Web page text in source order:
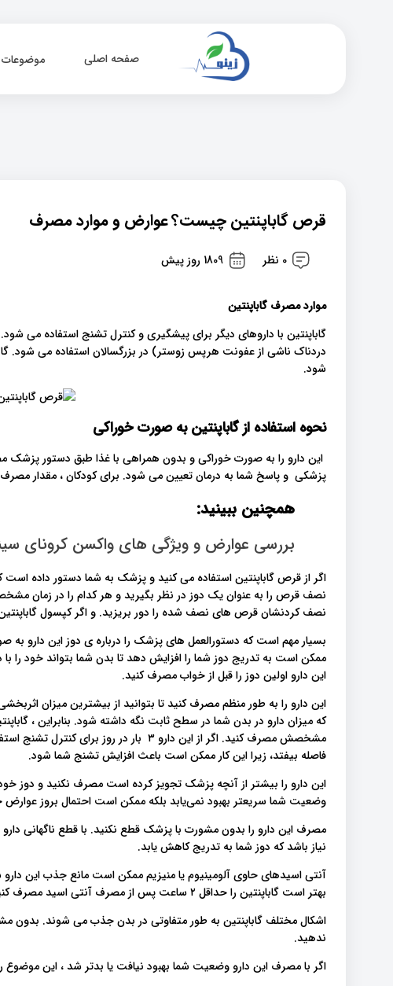
صفحه اصلی موضوعات
قرص گاباپنتین چیست؟ عوارض و موارد مصرف
0 نظر 1809 روز پیش
موارد مصرف گاباپنتین
گاباپنتین با داروهای دیگر برای پیشگیری و کنترل تشنج استفاده می
دردناک ناشی از عفونت هرپس زوستر) در بزرگسالان استفاده می شود.
شود.
نحوه استفاده از گاباپنتین به صورت خوراکی
این دارو را به صورت خوراکی و بدون همراهی با غذا طبق دستور پزشک
پزشکی و پاسخ شما به درمان تعیین می شود. برای کودکان ، مقدار
همچنین ببینید:
بررسی عوارض و ویژگی های واکسن کرونای
اگر از قرص گاباپنتین استفاده می کنید و پزشک به شما دستور داده
نصف قرص را به عنوان یک دوز در نظر بگیرید و هر کدام را در زمان
نصف کردنشان قرص های نصف شده را دور بریزید. و اگر کپسول
بسیار مهم است که دستورالعمل های پزشک را درباره ی دوز این دارو به
ممکن است به تدریج دوز شما را افزایش دهد تا بدن شما بتواند خود را
این دارو اولین دوز را قبل از خواب مصرف کنید.
این دارو را به طور منظم مصرف کنید تا بتوانید از بیشترین میزان
که میزان دارو در بدن شما در سطح ثابت نگه داشته شود. بنابراین ،
فاصله بیفتد، زیرا این کار ممکن است باعث افزایش تشنج شما شود.
این دارو را بیشتر از آنچه پزشک تجویز کرده است مصرف نکنید و دوز
وضعیت شما سریعتر بهبود نمی‌یابد بلکه ممکن است احتمال بروز عوارض
مصرف این دارو را بدون مشورت با پزشک قطع نکنید. با قطع ناگهانی
نیاز باشد که دوز شما به تدریج کاهش یابد.
آنتی اسیدهای حاوی آلومینیوم یا منیزیم ممکن است مانع جذب این دارو
بهتر است گاباپنتین را حداقل ۲ ساعت پس از مصرف آنتی اسید مصرف کنید.
اشکال مختلف گاباپنتین به طور متفاوتی در بدن جذب می شوند. بدون
ندهید.
اگر با مصرف این دارو وضعیت شما بهبود نیافت یا بدتر شد ، این